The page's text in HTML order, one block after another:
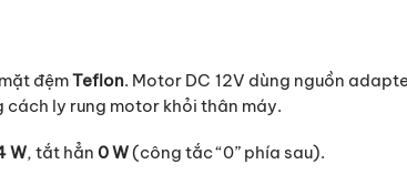
đệmTeflon. Motor DC 12V dùng nguồn
ly rung motor khỏi thân máy.
W, tắt hẳn 0 W(công tắc “0” phía sau).